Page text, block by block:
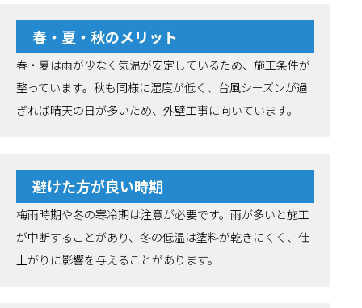
春・夏・秋のメリット
春・夏は雨が少なく気温が安定しているため、施工条件が
整っています。秋も同様に湿度が低く、台風シーズンが過
ぎれば晴天の日が多いため、外壁工事に向いています。
避けた方が良い時期
梅雨時期や冬の寒冷期は注意が必要です。雨が多いと施工
が中断することがあり、冬の低温は塗料が乾きにくく、仕
上がりに影響を与えることがあります。